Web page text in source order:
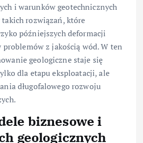
i warunków geotechnicznych
rozwiązań, które
późniejszych deformacji
z jakością wód. W ten
geologiczne staje się
dla etapu eksploatacji, ale
długofalowego rozwoju
biznesowe i
geologicznych